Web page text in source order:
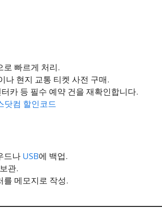
로 빠르게 처리.
나 현지 교통 티켓 사전 구매.
카 등 필수 예약 건을 재확인합니다.
닷컴 할인코드
드나 USB에 백업.
관.
를 메모지로 작성.